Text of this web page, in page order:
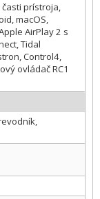
prístroja,
macOS,
AirPlay 2 s
Tidal
Control4,
ovládač RC1